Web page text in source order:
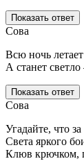
Показать ответ
Сова
Всю ночь
А станет
Показать ответ
Сова
Угадайте, что
Света яркого
Клюв крючком,